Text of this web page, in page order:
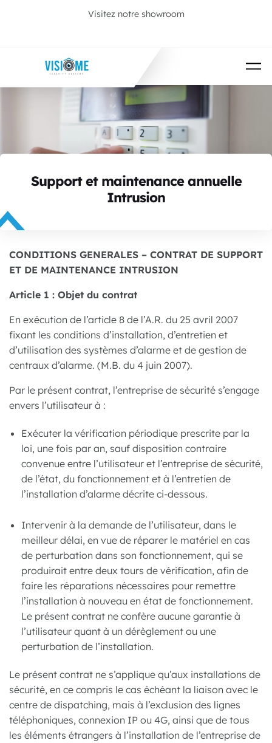
Visitez notre showroom
Support et maintenance annuelle
Intrusion
CONDITIONS GENERALES – CONTRAT DE SUPPORT
ET DE MAINTENANCE INTRUSION
Article 1 : Objet du contrat
En exécution de l’article 8 de l’A.R. du 25 avril 2007
fixant les conditions d’installation, d’entretien et
d’utilisation des systèmes d’alarme et de gestion de
centraux d’alarme. (M.B. du 4 juin 2007).
Par le présent contrat, l’entreprise de sécurité s’engage
envers l’utilisateur à :
Exécuter la vérification périodique prescrite par la
loi, une fois par an, sauf disposition contraire
convenue entre l’utilisateur et l’entreprise de sécurité,
de l’état, du fonctionnement et à l’entretien de
l’installation d’alarme décrite ci-dessous.
Intervenir à la demande de l’utilisateur, dans le
meilleur délai, en vue de réparer le matériel en cas
de perturbation dans son fonctionnement, qui se
produirait entre deux tours de vérification, afin de
faire les réparations nécessaires pour remettre
l’installation à nouveau en état de fonctionnement.
Le présent contrat ne confère aucune garantie à
l’utilisateur quant à un dérèglement ou une
perturbation de l’installation.
Le présent contrat ne s’applique qu’aux installations de
sécurité, en ce compris le cas échéant la liaison avec le
centre de dispatching, mais à l’exclusion des lignes
téléphoniques, connexion IP ou 4G, ainsi que de tous
les éléments étrangers à l’installation de l’entreprise de